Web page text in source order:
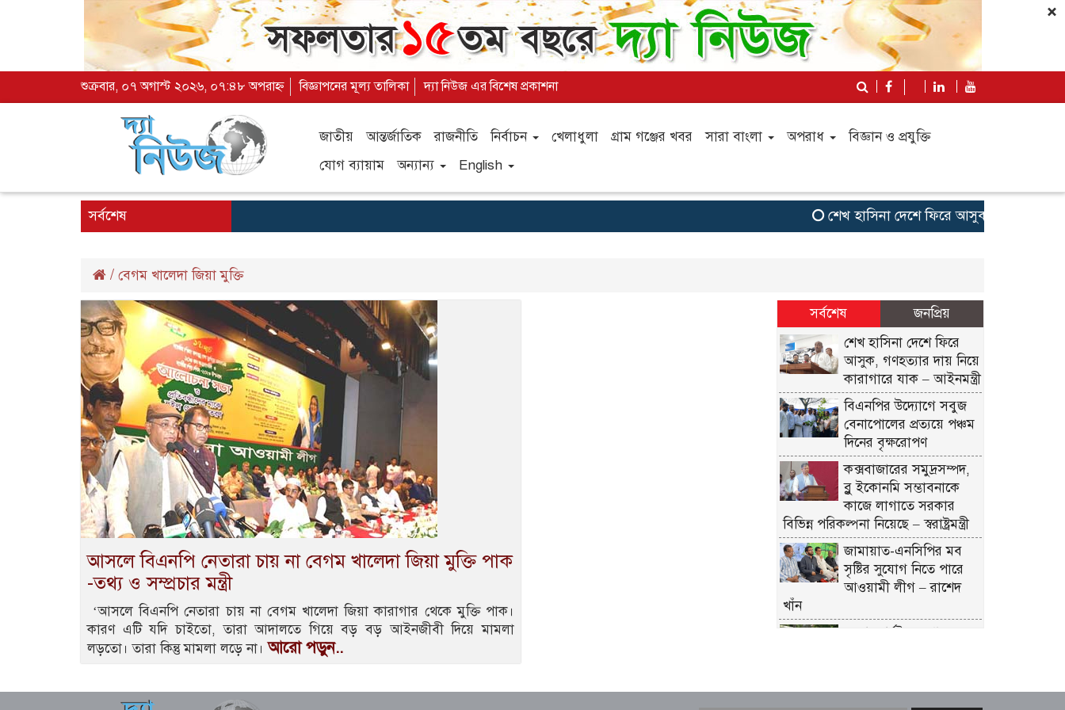
×
শুক্রবার, ০৭ অগাস্ট ২০২৬, ০৭:৪৮ অপরাহ্ন বিজ্ঞাপনের মূল্য তালিকা দ্যা নিউজ এর বিশেষ প্রকাশনা
জাতীয় আন্তর্জাতিক রাজনীতি নির্বাচন খেলাধুলা গ্রাম গঞ্জের খবর সারা বাংলা অপরাধ
বিজ্ঞান ও প্রযুক্তি
যোগ ব্যায়াম
অন্যান্য English
সর্বশেষ শেখ হাসিনা দেশে ফিরে আসুক, গণহত্যার দায়
/ বেগম খালেদা জিয়া মুক্তি
আসলে বিএনপি নেতারা চায় না বেগম খালেদা জিয়া মুক্তি পাক
-তথ্য ও সম্প্রচার মন্ত্রী
‘আসলে বিএনপি নেতারা চায় না বেগম খালেদা জিয়া কারাগার থেকে মুক্তি পাক।
কারণ এটি যদি চাইতো, তারা আদালতে গিয়ে বড় বড় আইনজীবী দিয়ে মামলা
লড়তো। তারা কিন্তু মামলা লড়ে না।আরো পড়ুন..
সর্বশেষ
জনপ্রিয়
শেখ হাসিনা দেশে ফিরে
আসুক, গণহত্যার দায় নিয়ে
কারাগারে যাক – আইনমন্ত্রী
বিএনপির উদ্যোগে সবুজ
বেনাপোলের প্রত্যয়ে পঞ্চম
দিনের বৃক্ষরোপণ
কক্সবাজারের সমুদ্রসম্পদ,
ব্লু ইকোনমি সম্ভাবনাকে
কাজে লাগাতে সরকার
বিভিন্ন পরিকল্পনা নিয়েছে – স্বরাষ্ট্রমন্ত্রী
জামায়াত-এনসিপির মব
সৃষ্টির সুযোগ নিতে পারে
আওয়ামী লীগ – রাশেদ
খাঁন
দেশের পর্যটনকে খাতকে
স্বস্তির বার্তা পেলেন